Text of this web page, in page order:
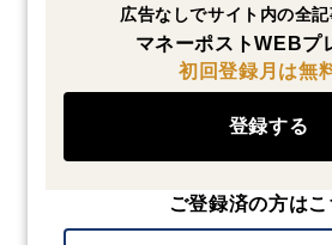
広告なしでサイト内の全
マネーポストWEBプ
初回登録月は無
登録する
ご登録済の方はこ